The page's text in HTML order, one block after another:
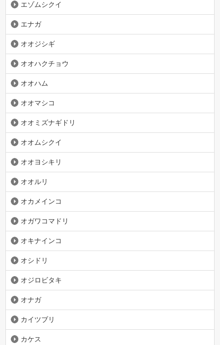
エゾムシクイ
エナガ
オオジシギ
オオハクチョウ
オオハム
オオマシコ
オオミズナギドリ
オオムシクイ
オオヨシキリ
オオルリ
オカメインコ
オガワコマドリ
オキナインコ
オシドリ
オジロビタキ
オナガ
カイツブリ
カケス